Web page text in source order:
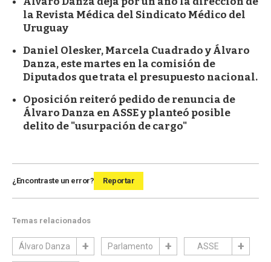
la Revista Médica del Sindicato Médico del
Uruguay
Daniel Olesker, Marcela Cuadrado y Álvaro
Danza, este martes en la comisión de
Diputados que trata el presupuesto nacional.
Oposición reiteró pedido de renuncia de
Álvaro Danza en ASSE y planteó posible
delito de "usurpación de cargo"
¿Encontraste un error? Reportar
Temas relacionados
Álvaro Danza Parlamento ASSE